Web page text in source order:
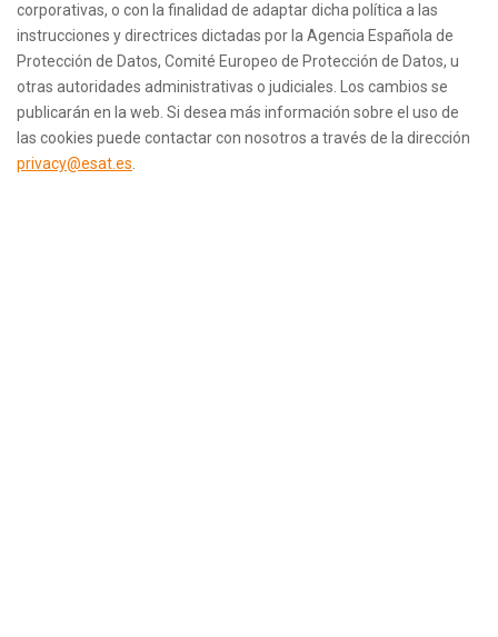
corporativas, o con la finalidad de adaptar dicha política a las
instrucciones y directrices dictadas por la Agencia Española de
Protección de Datos, Comité Europeo de Protección de Datos, u
otras autoridades administrativas o judiciales. Los cambios se
publicarán en la web. Si desea más información sobre el uso de
las cookies puede contactar con nosotros a través de la dirección
privacy@esat.es